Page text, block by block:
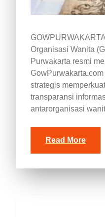
Organisasi Wanita
Purwakarta resmi
strategis
transparansi
antarorganisasi
Read More